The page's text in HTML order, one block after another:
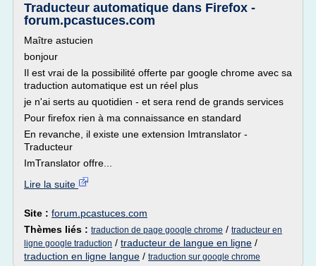
Traducteur automatique dans Firefox -
forum.pcastuces.com
Maître astucien
bonjour
Il est vrai de la possibilité offerte par google chrome avec sa
traduction automatique est un réel plus
je n'ai serts au quotidien - et sera rend de grands services
Pour firefox rien à ma connaissance en standard
En revanche, il existe une extension Imtranslator -
Traducteur
ImTranslator offre...
Lire la suite
Site : forum.pcastuces.com
Thèmes liés : traduction de page google chrome / traducteur en
ligne google traduction / traducteur de langue en ligne /
traduction en ligne langue / traduction sur google chrome